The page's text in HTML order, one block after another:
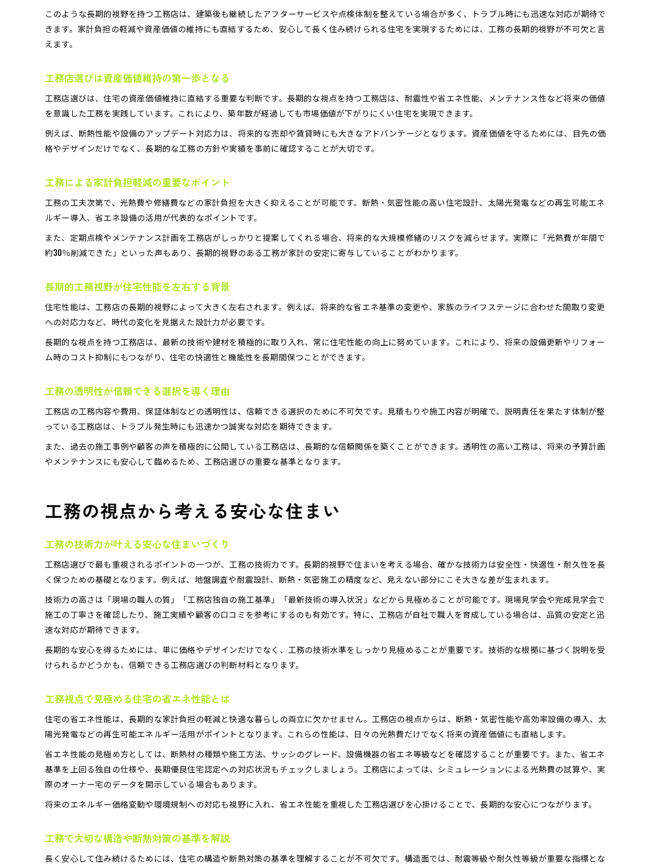
工務視点で将来も安心な工務店を見分けるコツ
工務の長期的メリットを比較する際の注意点
家計負担を抑える工務の工夫ポイント
工務視点の省エネ設備導入で家計を守る方法
工務によるメンテナンスコスト最適化の工夫
2025年問題と工務店の対応を解説
工務店の2025年問題を長期視点で捉える
工務が果たす2025年問題への対応策の要点
工務と法改正による住宅基準変化の理解
工務店の強みを活かす長期視点とは
工務の強みを最大限に引き出す長期戦略
工務が生み出す差別化と信頼性の理由
工務店の技術力と継続的成長の重要性
このような長期的視野を持つ工務店は、建築後も継続したアフターサービスや点検体制を整えている場合が多く、トラブル時にも迅速な対応が期待で
きます。家計負担の軽減や資産価値の維持にも直結するため、安心して長く住み続けられる住宅を実現するためには、工務の長期的視野が不可欠と言
えます。
工務店選びは資産価値維持の第一歩となる
工務店選びは、住宅の資産価値維持に直結する重要な判断です。長期的な視点を持つ工務店は、耐震性や省エネ性能、メンテナンス性など将来の価値
を意識した工務を実践しています。これにより、築年数が経過しても市場価値が下がりにくい住宅を実現できます。
例えば、断熱性能や設備のアップデート対応力は、将来的な売却や賃貸時にも大きなアドバンテージとなります。資産価値を守るためには、目先の価
格やデザインだけでなく、長期的な工務の方針や実績を事前に確認することが大切です。
工務による家計負担軽減の重要なポイント
工務の工夫次第で、光熱費や修繕費などの家計負担を大きく抑えることが可能です。断熱・気密性能の高い住宅設計、太陽光発電などの再生可能エネ
ルギー導入、省エネ設備の活用が代表的なポイントです。
また、定期点検やメンテナンス計画を工務店がしっかりと提案してくれる場合、将来的な大規模修繕のリスクを減らせます。実際に「光熱費が年間で
約30％削減できた」といった声もあり、長期的視野のある工務が家計の安定に寄与していることがわかります。
長期的工務視野が住宅性能を左右する背景
住宅性能は、工務店の長期的視野によって大きく左右されます。例えば、将来的な省エネ基準の変更や、家族のライフステージに合わせた間取り変更
への対応力など、時代の変化を見据えた設計力が必要です。
長期的な視点を持つ工務店は、最新の技術や建材を積極的に取り入れ、常に住宅性能の向上に努めています。これにより、将来の設備更新やリフォー
ム時のコスト抑制にもつながり、住宅の快適性と機能性を長期間保つことができます。
工務の透明性が信頼できる選択を導く理由
工務店の工務内容や費用、保証体制などの透明性は、信頼できる選択のために不可欠です。見積もりや施工内容が明確で、説明責任を果たす体制が整
っている工務店は、トラブル発生時にも迅速かつ誠実な対応を期待できます。
また、過去の施工事例や顧客の声を積極的に公開している工務店は、長期的な信頼関係を築くことができます。透明性の高い工務は、将来の予算計画
やメンテナンスにも安心して臨めるため、工務店選びの重要な基準となります。
工務の視点から考える安心な住まい
工務の技術力が叶える安心な住まいづくり
工務店選びで最も重視されるポイントの一つが、工務の技術力です。長期的視野で住まいを考える場合、確かな技術力は安全性・快適性・耐久性を長
く保つための基礎となります。例えば、地盤調査や耐震設計、断熱・気密施工の精度など、見えない部分にこそ大きな差が生まれます。
技術力の高さは「現場の職人の質」「工務店独自の施工基準」「最新技術の導入状況」などから見極めることが可能です。現場見学会や完成見学会で
施工の丁寧さを確認したり、施工実績や顧客の口コミを参考にするのも有効です。特に、工務店が自社で職人を育成している場合は、品質の安定と迅
速な対応が期待できます。
長期的な安心を得るためには、単に価格やデザインだけでなく、工務の技術水準をしっかり見極めることが重要です。技術的な根拠に基づく説明を受
けられるかどうかも、信頼できる工務店選びの判断材料となります。
工務視点で見極める住宅の省エネ性能とは
住宅の省エネ性能は、長期的な家計負担の軽減と快適な暮らしの両立に欠かせません。工務店の視点からは、断熱・気密性能や高効率設備の導入、太
陽光発電などの再生可能エネルギー活用がポイントとなります。これらの性能は、日々の光熱費だけでなく将来の資産価値にも直結します。
省エネ性能の見極め方としては、断熱材の種類や施工方法、サッシのグレード、設備機器の省エネ等級などを確認することが重要です。また、省エネ
基準を上回る独自の仕様や、長期優良住宅認定への対応状況もチェックしましょう。工務店によっては、シミュレーションによる光熱費の試算や、実
際のオーナー宅のデータを開示している場合もあります。
将来のエネルギー価格変動や環境規制への対応も視野に入れ、省エネ性能を重視した工務店選びを心掛けることで、長期的な安心につながります。
工務で大切な構造や断熱対策の基準を解説
長く安心して住み続けるためには、住宅の構造や断熱対策の基準を理解することが不可欠です。構造面では、耐震等級や耐久性等級が重要な指標とな